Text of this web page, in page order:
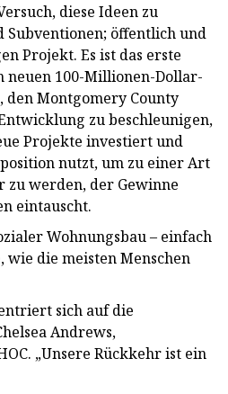
diese Ideen zu
Subventionen; öffentlich und
Projekt. Es ist das erste
neuen 100-Millionen-Dollar-
Montgomery County
zu beschleunigen,
Projekte investiert und
nutzt, um zu einer Art
werden, der Gewinne
eintauscht.
Wohnungsbau – einfach
wie die meisten Menschen
sich auf die
Andrews,
„Unsere Rückkehr ist ein